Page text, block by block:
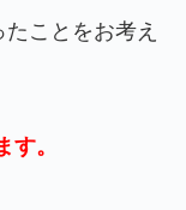
ことをお考え
。